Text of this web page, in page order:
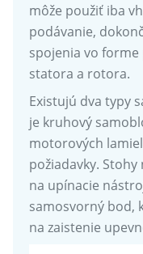
môže použiť iba
podávanie,
spojenia vo
statora a rotora.
Existujú dva typy
je kruhový
motorových
požiadavky.
na upínacie
samosvorný bod,
na zaistenie